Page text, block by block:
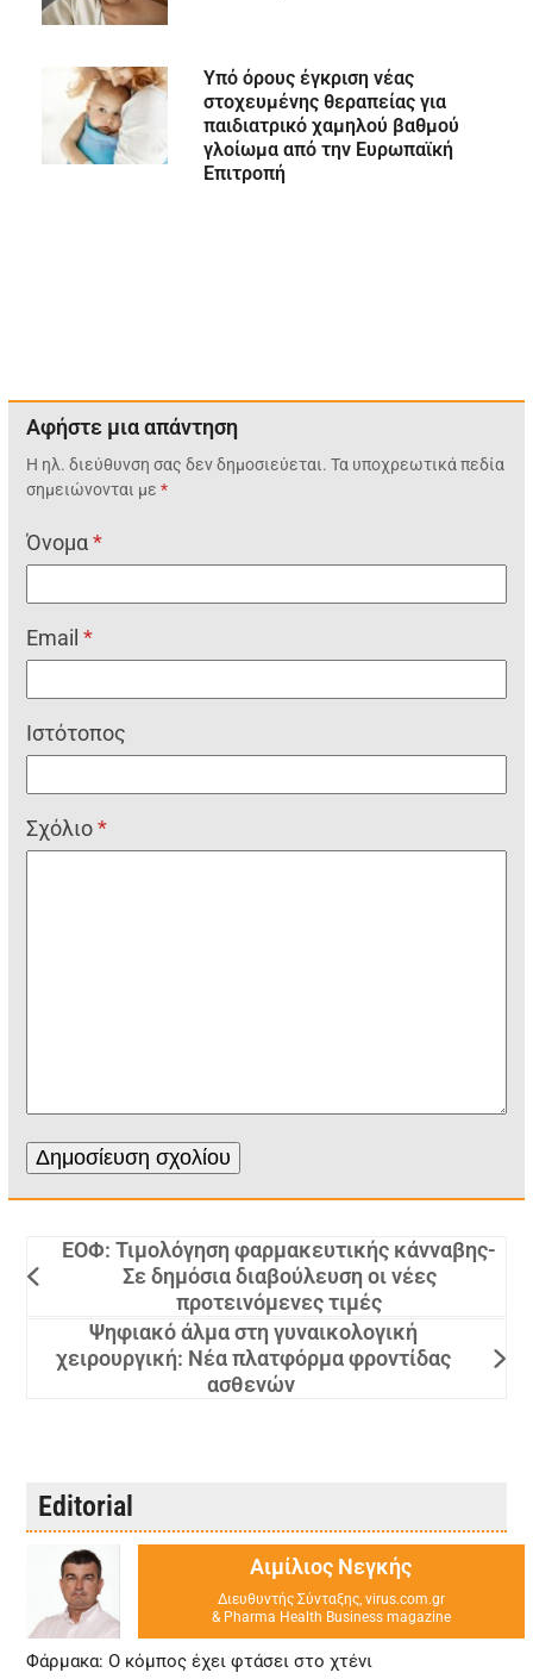
Υπό όρους έγκριση νέας
στοχευμένης θεραπείας για
παιδιατρικό χαμηλού βαθμού
γλοίωμα από την Ευρωπαϊκή
Επιτροπή
Αφήστε μια απάντηση
Η ηλ. διεύθυνση σας δεν δημοσιεύεται. Τα υποχρεωτικά πεδία
σημειώνονται με*
Όνομα*
Email*
Ιστότοπος
Σχόλιο*
ΕΟΦ: Τιμολόγηση φαρμακευτικής κάνναβης-
Σε δημόσια διαβούλευση οι νέες
προτεινόμενες τιμές
Ψηφιακό άλμα στη γυναικολογική
χειρουργική: Nέα πλατφόρμα φροντίδας
ασθενών
Editorial
Αιμίλιος Νεγκής
Διευθυντής Σύνταξης, virus.com.gr
& Pharma Health Business magazine
Φάρμακα: Ο κόμπος έχει φτάσει στο χτένι